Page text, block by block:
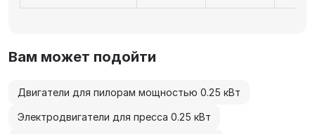
Вам может подойти
Двигатели для пилорам мощностью 0.25 кВт
Электродвигатели для пресса 0.25 кВт